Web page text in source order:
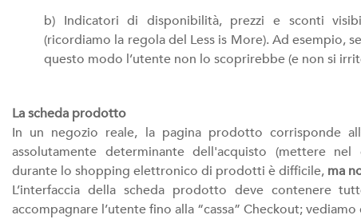
b) Indicatori di disponibilità, prezzi e sconti
(ricordiamo la regola del Less is More). Ad esempio,
questo modo l’utente non lo scoprirebbe (e non si
La scheda prodotto
In un negozio reale, la pagina prodotto corrisponde
assolutamente determinante dell'acquisto (mettere nel
durante lo shopping elettronico di prodotti è difficile, ma
L’interfaccia della scheda prodotto deve contenere
accompagnare l’utente fino alla “cassa” Checkout;